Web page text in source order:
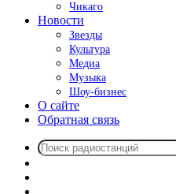
Чикаго
Новости
Звезды
Культура
Медиа
Музыка
Шоу-бизнес
О сайте
Обратная связь